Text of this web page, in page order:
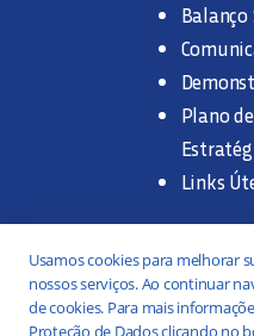
Balanço
Plano
Links
Trabalhe na
Usamos cookies para melhorar
nossos serviços. Ao continuar
de cookies. Para mais
Proteção de Dados clicando no